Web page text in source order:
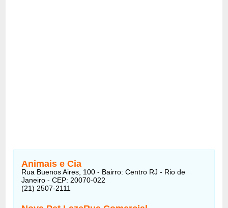
Animais e Cia
Rua Buenos Aires, 100 - Bairro: Centro RJ - Rio de
Janeiro - CEP: 20070-022
(21) 2507-2111